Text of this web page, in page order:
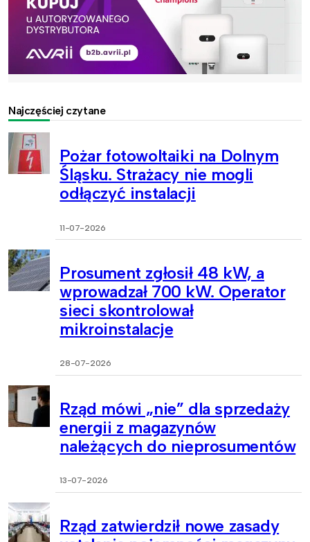
Najczęściej czytane
Pożar fotowoltaiki na Dolnym
Śląsku. Strażacy nie mogli
odłączyć instalacji
11-07-2026
Prosument zgłosił 48 kW, a
wprowadzał 700 kW. Operator
sieci skontrolował
mikroinstalacje
28-07-2026
Rząd mówi „nie” dla sprzedaży
energii z magazynów
należących do nieprosumentów
13-07-2026
Rząd zatwierdził nowe zasady